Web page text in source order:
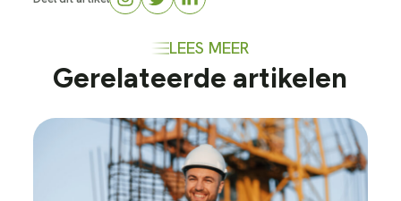
LEES MEER
Gerelateerde artikelen